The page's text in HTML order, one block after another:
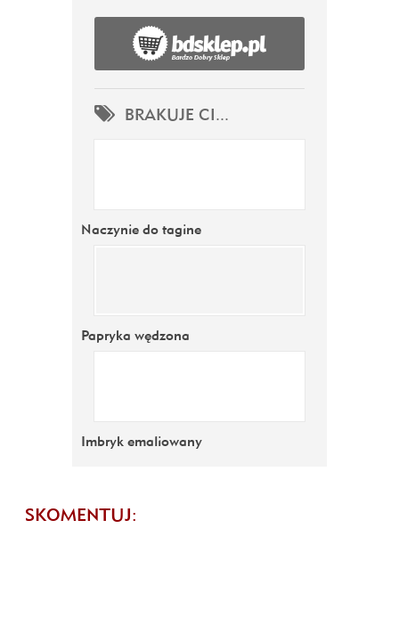
BRAKUJE CI...
Naczynie do tagine
Papryka wędzona
Imbryk emaliowany
SKOMENTUJ: